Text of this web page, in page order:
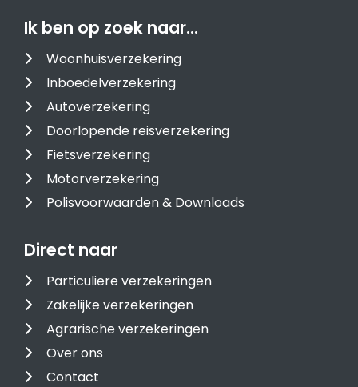
Ik ben op zoek naar…
Woonhuisverzekering
Inboedelverzekering
Autoverzekering
Doorlopende reisverzekering
Fietsverzekering
Motorverzekering
Polisvoorwaarden & Downloads
Direct naar
Particuliere verzekeringen
Zakelijke verzekeringen
Agrarische verzekeringen
Over ons
Contact